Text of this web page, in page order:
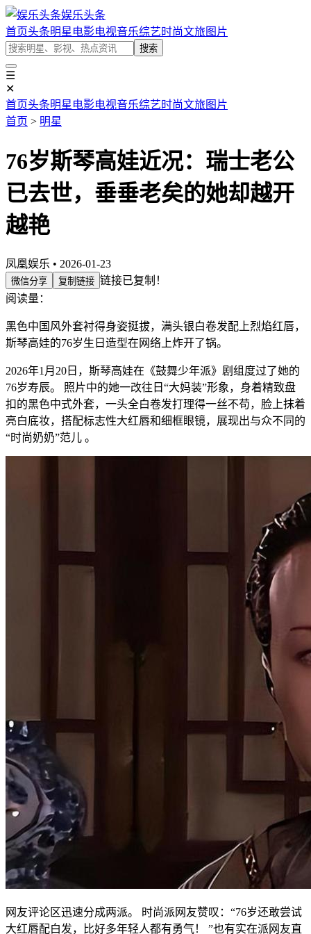
娱乐头条
首页头条明星 电影电视音乐综艺时尚文旅图片
搜索
☰
✕
首页头条明星 电影电视音乐综艺时尚文旅图片
首页 > 明星
76岁斯琴高娃近况：瑞士老公
已去世，垂垂老矣的她却越开
越艳
凤凰娱乐 • 2026-01-23
微信分享 复制链接 链接已复制！
阅读量：
黑色中国风外套衬得身姿挺拔，满头银白卷发配上烈焰红唇，
斯琴高娃的76岁生日造型在网络上炸开了锅。
2026年1月20日，斯琴高娃在《鼓舞少年派》剧组度过了她的
76岁寿辰。 照片中的她一改往日“大妈装”形象，身着精致盘
扣的黑色中式外套，一头全白卷发打理得一丝不苟，脸上抹着
亮白底妆，搭配标志性大红唇和细框眼镜，展现出与众不同的
“时尚奶奶”范儿 。
网友评论区迅速分成两派。 时尚派网友赞叹：“76岁还敢尝试
大红唇配白发，比好多年轻人都有勇气！ ”也有实在派网友直